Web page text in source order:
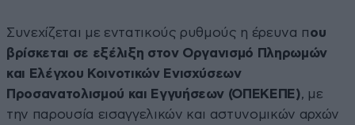
Συνεχίζεται με εντατικούς ρυθμούς η έρευνα που
βρίσκεται σε εξέλιξη στον Οργανισμό Πληρωμών
και Ελέγχου Κοινοτικών Ενισχύσεων
Προσανατολισμού και Εγγυήσεων (ΟΠΕΚΕΠΕ), με
την παρουσία εισαγγελικών και αστυνομικών αρχών